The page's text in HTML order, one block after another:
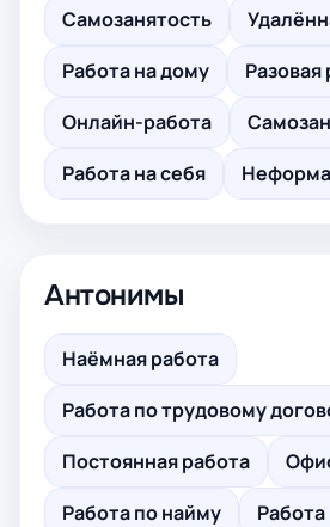
Самозанятость
Работа на дому
Разовая
Онлайн-работа
Работа на себя
Антонимы
Наёмная работа
Работа по трудовому
Постоянная работа
Работа по найму